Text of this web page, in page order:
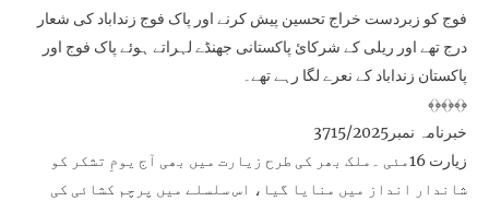
فوج کو زبردست خراج تحسین پیش کرنے اور پاک فوج زنداباد کی شعار
درج تھے اور ریلی کے شرکائ پاکستانی جھنڈے لہراتے ہوئے پاک فوج اور
پاکستان زنداباد کے نعرے لگا رہے تھے۔
﴾﴿﴾﴿﴾﴿
خبرنامہ نمبر3715/2025
زیارت 16مئی ۔ملک بھر کی طرح زیارت میں بھی آج یومِ تشکر کو
شاندار انداز میں منایا گیا، اس سلسلے میں پرچم کشائی کی